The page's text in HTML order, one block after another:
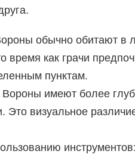
обычно обитают в
время как грачи
пунктам.
имеют более
Это визуальное